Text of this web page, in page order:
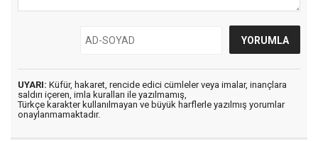
UYARI: Küfür, hakaret, rencide edici cümleler veya imalar, inançlara
saldırı içeren, imla kuralları ile yazılmamış,
Türkçe karakter kullanılmayan ve büyük harflerle yazılmış yorumlar
onaylanmamaktadır.